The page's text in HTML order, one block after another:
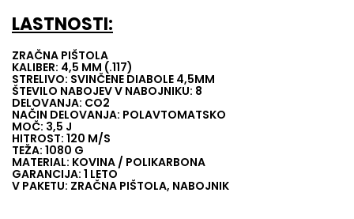
LASTNOSTI:
ZRAČNA PIŠTOLA
KALIBER: 4,5 MM (.117)
STRELIVO: SVINČENE DIABOLE 4,5MM
ŠTEVILO NABOJEV V NABOJNIKU: 8
DELOVANJA: CO2
NAČIN DELOVANJA: POLAVTOMATSKO
MOČ: 3,5 J
HITROST: 120 M/S
TEŽA: 1080 G
MATERIAL: KOVINA / POLIKARBONA
GARANCIJA: 1 LETO
V PAKETU: ZRAČNA PIŠTOLA, NABOJNIK